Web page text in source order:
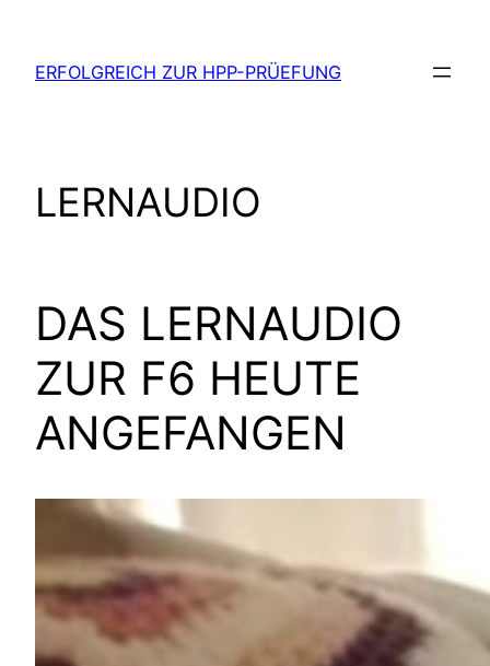
springen
ERFOLGREICH ZUR HPP-PRÜEFUNG
LERNAUDIO
DAS LERNAUDIO
ZUR F6 HEUTE
ANGEFANGEN